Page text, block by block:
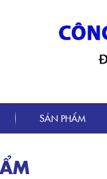
SẢN PHẨM